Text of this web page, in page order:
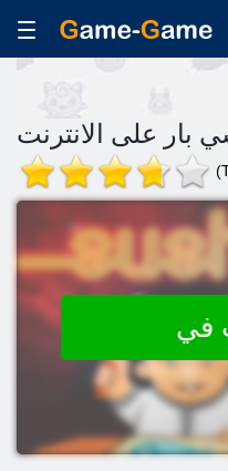
بار على الانترنت